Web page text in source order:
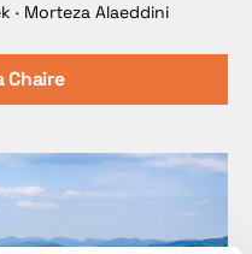
· Morteza Alaeddini
Chaire